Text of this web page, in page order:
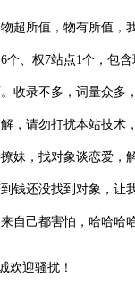
物超所值，物有所值，
个、权7站点1个，包
收录不多，词量众多
，请勿打扰本站技术
妹，找对象谈恋爱，
钱还没找到对象，让
自己都害怕，哈哈哈
欢迎骚扰！